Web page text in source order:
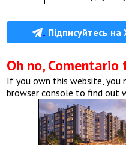
Підписуйтесь
Oh no,
If you own this website,
browser console to find out